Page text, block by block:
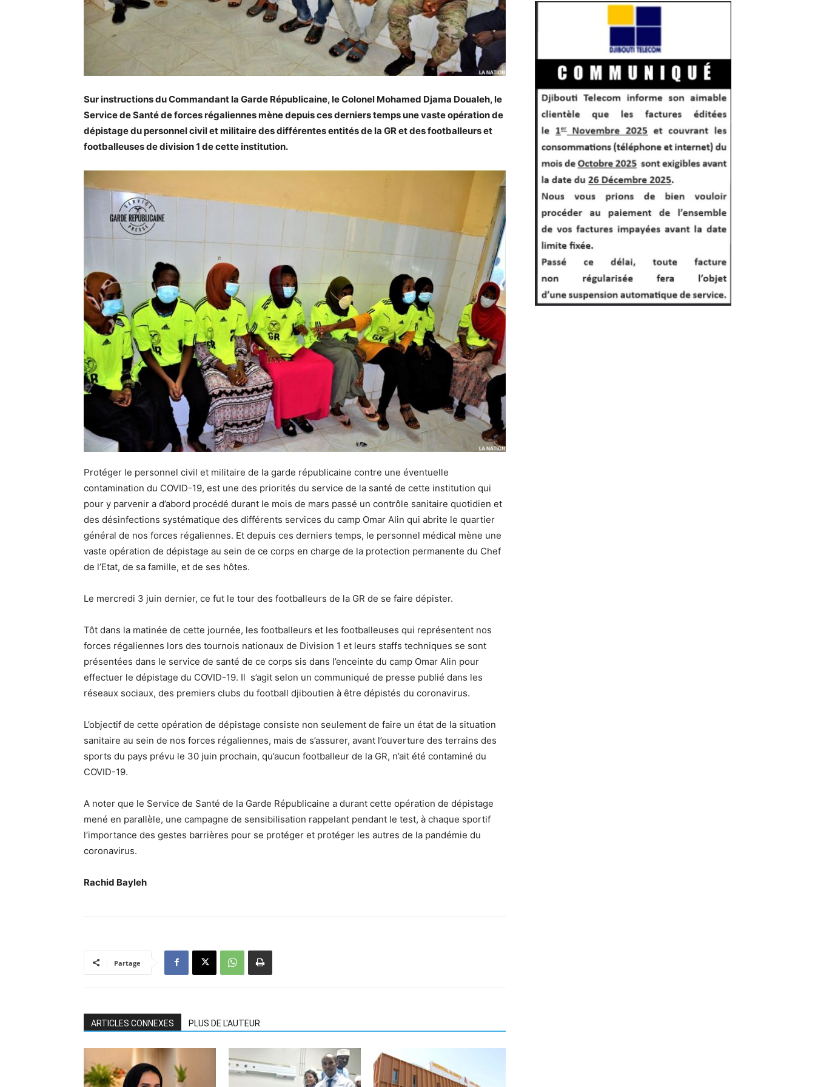
Sur instructions du Commandant la Garde Républicaine, le Colonel Mohamed Djama Doualeh, le
Service de Santé de forces régaliennes mène depuis ces derniers temps une vaste opération de
dépistage du personnel civil et militaire des différentes entités de la GR et des footballeurs et
footballeuses de division 1 de cette institution.
Protéger le personnel civil et militaire de la garde républicaine contre une éventuelle
contamination du COVID-19, est une des priorités du service de la santé de cette institution qui
pour y parvenir a d’abord procédé durant le mois de mars passé un contrôle sanitaire quotidien et
des désinfections systématique des différents services du camp Omar Alin qui abrite le quartier
général de nos forces régaliennes. Et depuis ces derniers temps, le personnel médical mène une
vaste opération de dépistage au sein de ce corps en charge de la protection permanente du Chef
de l’Etat, de sa famille, et de ses hôtes.
Le mercredi 3 juin dernier, ce fut le tour des footballeurs de la GR de se faire dépister.
Tôt dans la matinée de cette journée, les footballeurs et les footballeuses qui représentent nos
forces régaliennes lors des tournois nationaux de Division 1 et leurs staffs techniques se sont
présentées dans le service de santé de ce corps sis dans l’enceinte du camp Omar Alin pour
effectuer le dépistage du COVID-19. Il s’agit selon un communiqué de presse publié dans les
réseaux sociaux, des premiers clubs du football djiboutien à être dépistés du coronavirus.
L’objectif de cette opération de dépistage consiste non seulement de faire un état de la situation
sanitaire au sein de nos forces régaliennes, mais de s’assurer, avant l’ouverture des terrains des
sports du pays prévu le 30 juin prochain, qu’aucun footballeur de la GR, n’ait été contaminé du
COVID-19.
A noter que le Service de Santé de la Garde Républicaine a durant cette opération de dépistage
mené en parallèle, une campagne de sensibilisation rappelant pendant le test, à chaque sportif
l’importance des gestes barrières pour se protéger et protéger les autres de la pandémie du
coronavirus.
Rachid Bayleh
Partage
ARTICLES CONNEXES PLUS DE L'AUTEUR